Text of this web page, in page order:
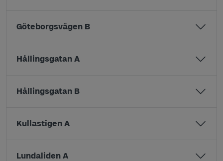
Göteborgsvägen B
Hållingsgatan A
Hållingsgatan B
Kullastigen A
Lundaliden A